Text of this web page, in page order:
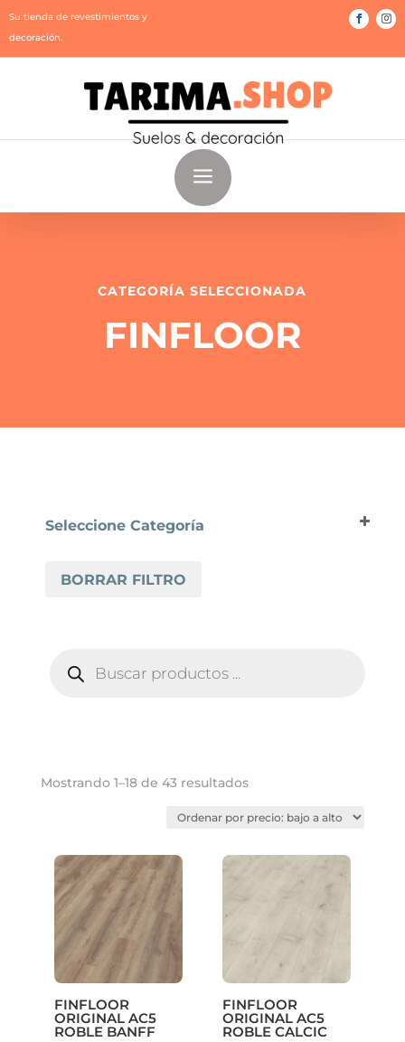
Su tienda de revestimientos y
decoración.
a
CATEGORÍA SELECCIONADA
FINFLOOR
Seleccione Categoría
FINFLOOR
BORRAR FILTRO
PRODUCTOS
Mostrando 1–18 de 43 resultadosOrdenado
precio:
FINFLOOR
ORIGINAL AC5
ROBLE BANFF
FINFLOOR
ORIGINAL AC5
ROBLE CALCIC